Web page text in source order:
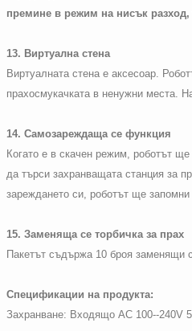
премине в режим на нисък разход,
13. Виртуална стена
Виртуалната стена е аксесоар.
прахосмукачката в ненужни места.
14. Самозареждаща се функция
Когато е в скачен режим, роботът
да търси захранващата станция за
зареждането си, роботът ще
15. Заменяща се торбичка за прах
Пакетът съдържа 10 броя заменящи
Спецификации на продукта:
Захранване: Входящо AC100--240V